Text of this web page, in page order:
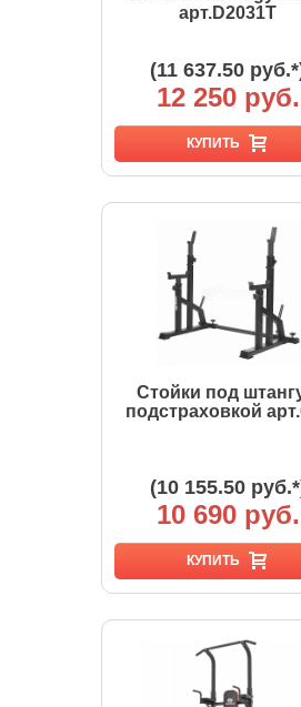
арт.D2031T
(11 637.50
12 250 руб.
КУПИТЬ
Стойки под
подстраховкой
(10 155.50
10 690 руб.
КУПИТЬ